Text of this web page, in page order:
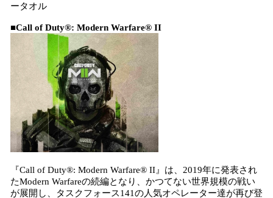
ータオル
■Call of Duty®: Modern Warfare® II
『Call of Duty®: Modern Warfare® II』は、2019年に発表され
たModern Warfareの続編となり、かつてない世界規模の戦い
が展開し、タスクフォース141の人気オペレーター達が再び登